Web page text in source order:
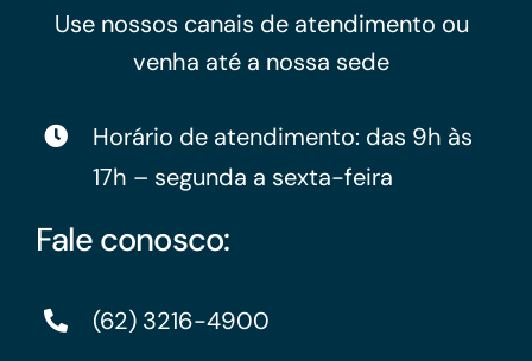
Use nossos canais de atendimento ou
venha até a nossa sede
Horário de atendimento: das 9h às
17h – segunda a sexta-feira
Fale conosco:
(62) 3216-4900